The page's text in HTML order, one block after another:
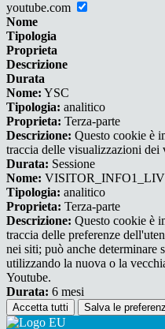
youtube.com
Nome
Tipologia
Proprieta
Descrizione
Durata
Nome: YSC
Tipologia: analitico
Proprieta: Terza-parte
Descrizione: Questo cookie è
traccia delle visualizzazioni dei
Durata: Sessione
Nome:
Tipologia: analitico
Proprieta: Terza-parte
Descrizione: Questo cookie è
traccia delle preferenze
nei siti; può anche determinare
utilizzando la nuova o la
Youtube.
Durata: 6 mesi
Accetta tutti Salva le